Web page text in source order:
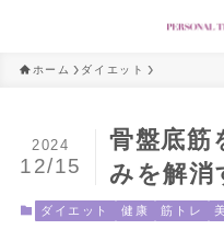
ホーム ダイエット
骨盤底筋
みを解消
2024
12/15
ダイエット 健康 筋トレ